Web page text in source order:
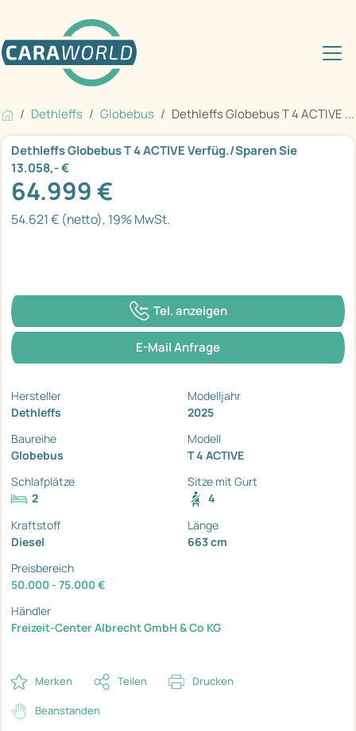
Dethleffs Globebus Dethleffs Globebus T 4 ACTIVE ...
Dethleffs Globebus T 4 ACTIVE Verfüg./Sparen Sie
13.058,- €
64.999 €
54.621 € (netto), 19% MwSt.
Tel. anzeigen
E-Mail Anfrage
Hersteller
Dethleffs
Modelljahr
2025
Baureihe
Globebus
Modell
T 4 ACTIVE
Schlafplätze
2
Sitze mit Gurt
4
Kraftstoff
Diesel
Länge
663 cm
Preisbereich
50.000 - 75.000 €
Händler
Freizeit-Center Albrecht GmbH & Co KG
Merken Teilen Drucken
Beanstanden